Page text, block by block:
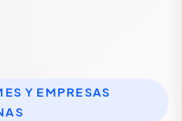
Y EMPRESAS